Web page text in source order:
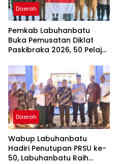
Daerah
Pemkab Labuhanbatu
Buka Pemusatan Diklat
Paskibraka 2026, 50 Pelajar
Putih
Daerah
Wabup Labuhanbatu
Hadiri Penutupan PRSU ke-
50, Labuhanbatu Raih